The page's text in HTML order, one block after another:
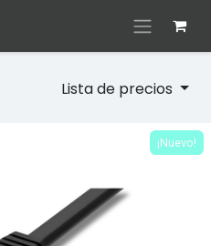
Lista de precios
¡Nuevo!